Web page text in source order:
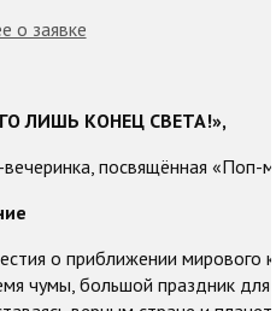
о заявке
ЛИШЬ КОНЕЦ СВЕТА!»,
вечеринка, посвящённая «Поп-
о приближении мирового
чумы, большой праздник